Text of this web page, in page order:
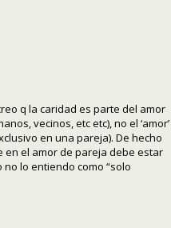
q la caridad es parte del amor
vecinos, etc etc), no el ‘amor’
en una pareja). De hecho
en el amor de pareja debe estar
lo entiendo como “solo